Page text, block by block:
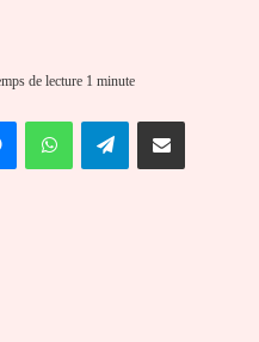
de lecture 1 minute
MessengerWhatsAppTelegramPartager par email